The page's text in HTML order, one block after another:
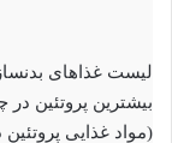
لیست غذاهای
بیشترین پروتئین
(مواد غذایی